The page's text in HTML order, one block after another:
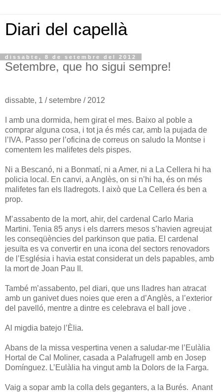
Diari del capellà
dissabte, 8 de setembre del 2012
Setembre, que ho sigui sempre!
dissabte, 1 / setembre / 2012
I amb una dormida, hem girat el mes. Baixo al poble a
comprar alguna cosa, i tot ja és més car, amb la pujada de
l’IVA. Passo per l’oficina de correus on saludo la Montse i
comentem les malifetes dels pispes.
Ni a Bescanó, ni a Bonmatí, ni a Amer, ni a La Cellera hi ha
policia local. En canvi, a Anglès, on si n’hi ha, és on més
malifetes fan els lladregots. I això que La Cellera és ben a
prop.
M’assabento de la mort, ahir, del cardenal Carlo Maria
Martini. Tenia 85 anys i els darrers mesos s’havien agreujat
les conseqüències del parkinson que patia. El cardenal
jesuïta es va convertir en una icona del sectors renovadors
de l’Església i havia estat considerat un dels papables, amb
la mort de Joan Pau II.
També m’assabento, pel diari, que uns lladres han atracat
amb un ganivet dues noies que eren a d’Anglès, a l’exterior
del pavelló, mentre a dintre es celebrava el ball jove .
Al migdia batejo l’Èlia.
Abans de la missa vespertina venen a saludar-me l’Eulàlia
Hortal de Cal Moliner, casada a Palafrugell amb en Josep
Domínguez. L’Eulàlia ha vingut amb la Dolors de la Farga.
Vaig a sopar amb la colla dels geganters, a la Burés. Anant